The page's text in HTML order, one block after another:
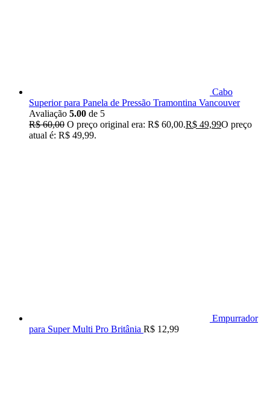
Cabo
Superior para Panela de Pressão Tramontina Vancouver
Avaliação 5.00 de 5
R$60,00 O preço original era: R$ 60,00.R$ 49,99O preço
atual é: R$ 49,99.
Empurrador
para Super Multi Pro Britânia R$ 12,99